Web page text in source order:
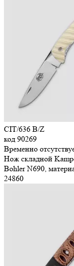
CIT/636 B/Z
код 90269
Временно
Нож складной
Bohler N690,
24860